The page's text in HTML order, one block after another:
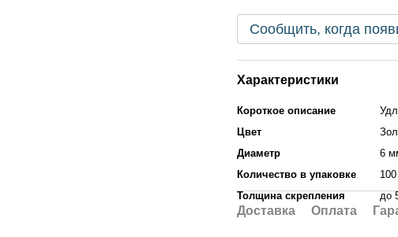
Сообщить, когда
Характеристики
Короткое описание
Цвет
Диаметр
6
Количество в упаковке
100
Толщина скрепления
до
Доставка Оплата